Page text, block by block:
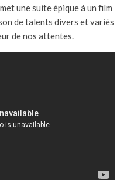
une suite épique à un film
de talents divers et variés
de nos attentes.